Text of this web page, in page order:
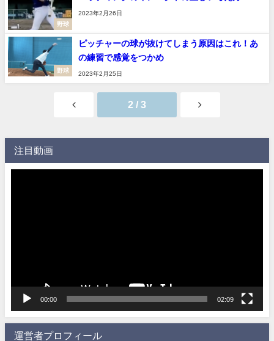
野球
2023年2月26日
野球
ピッチャーの球が抜けてしまう原因はこれ！あ
の練習で感覚をつかめ
2023年2月25日
2 / 3
注目動画
00:00 02:09
運営者プロフィール